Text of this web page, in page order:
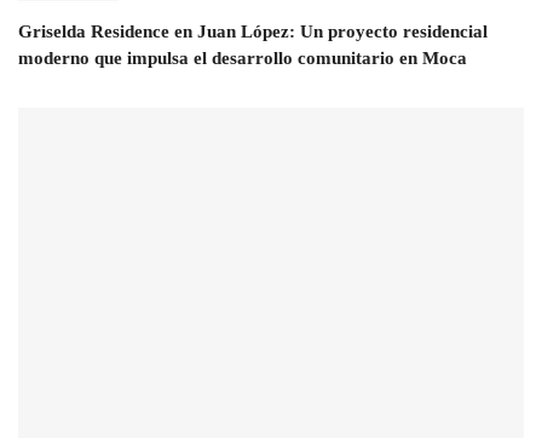
Griselda Residence en Juan López: Un proyecto residencial
moderno que impulsa el desarrollo comunitario en Moca